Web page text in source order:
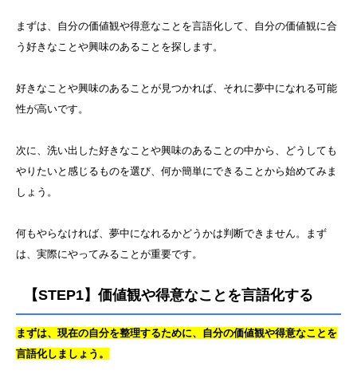
まずは、自分の価値観や得意なことを言語化して、自分の価値観に合
う好きなことや興味のあることを探します。
好きなことや興味のあることが見つかれば、それに夢中になれる可能
性が高いです。
次に、洗い出した好きなことや興味のあることの中から、どうしても
やりたいと感じるものを選び、何か簡単にできることから始めてみま
しょう。
何もやらなければ、夢中になれるかどうかは判断できません。まず
は、実際にやってみることが重要です。
【STEP1】価値観や得意なことを言語化する
まずは、現在の自分を整理するために、自分の価値観や得意なことを
言語化しましょう。